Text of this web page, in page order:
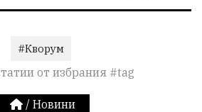
#Кворум
от избрания #tag
/ Новини